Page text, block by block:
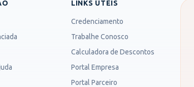
LINKS ÚTEIS
Credenciamento
Trabalhe Conosco
Calculadora de Descontos
Portal Empresa
Portal Parceiro